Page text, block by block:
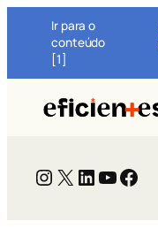
conteúdo
Ir para o
conteúdo
[1]
Instagram X LinkedIn Youtube Facebook